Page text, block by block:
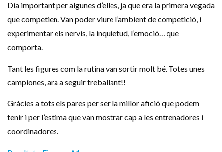
Dia important per algunes d’elles, ja que era la primera vegada
que competien. Van poder viure l’ambient de competició, i
experimentar els nervis, la inquietud, l’emoció… que
comporta.
Tant les figures com la rutina van sortir molt bé. Totes unes
campiones, ara a seguir treballant!!
Gràcies a tots els pares per ser la millor afició que podem
tenir i per l’estima que van mostrar cap a les entrenadores i
coordinadores.